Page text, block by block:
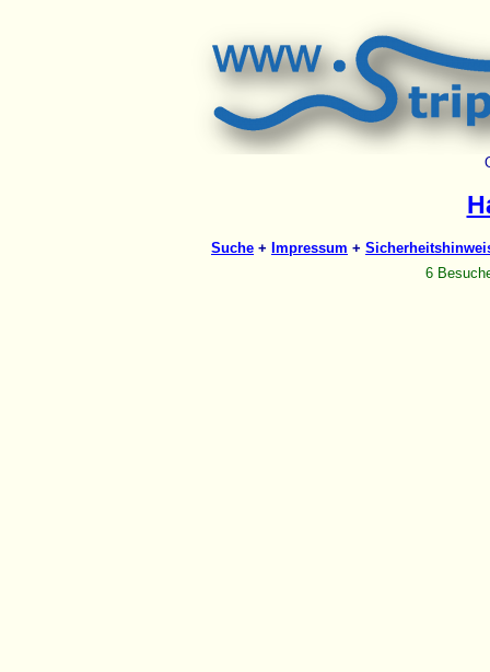
Suche + Impressum +